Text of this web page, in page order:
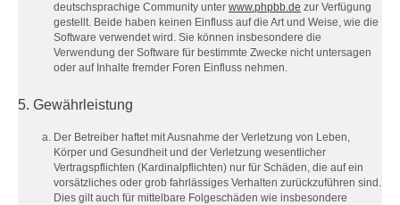
deutschsprachige Community unter www.phpbb.de zur Verfügung
gestellt. Beide haben keinen Einfluss auf die Art und Weise, wie die
Software verwendet wird. Sie können insbesondere die
Verwendung der Software für bestimmte Zwecke nicht untersagen
oder auf Inhalte fremder Foren Einfluss nehmen.
5. Gewährleistung
Der Betreiber haftet mit Ausnahme der Verletzung von Leben,
Körper und Gesundheit und der Verletzung wesentlicher
Vertragspflichten (Kardinalpflichten) nur für Schäden, die auf ein
vorsätzliches oder grob fahrlässiges Verhalten zurückzuführen sind.
Dies gilt auch für mittelbare Folgeschäden wie insbesondere